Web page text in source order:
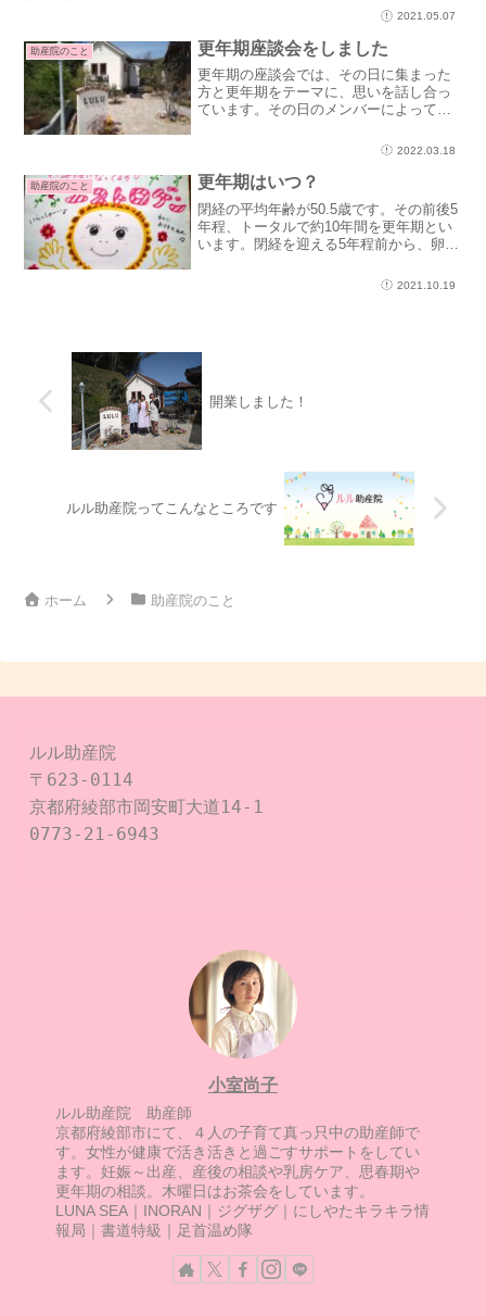
う難しい質問。それは、自分の感覚であ
り、習慣や慣れ、思い込みに影響される
からです。お話させて...
2021.05.07
助産院のこと 更年期座談会をしました
更年期の座談会では、その日に集まった
方と更年期をテーマに、思いを話し合っ
ています。その日のメンバーによって内
は、これから更年期を迎える、更年期っ
期がどうだったというの...
2022.03.18
助産院のこと 更年期はいつ？
閉経の平均年齢が50.5歳です。その前後5
年程、トータルで約10年間を更年期とい
います。閉経を迎える5年程前から、卵巣
症状が出てきます。松本圭子（2020）
2021.10.19
開業しました！
ルル助産院ってこんなところです
ホーム 助産院のこと
ルル助産院
〒623-0114
京都府綾部市岡安町大道14-1
0773-21-6943
小室尚子
ルル助産院 助産師
京都府綾部市にて、４人の子育て真っ只中の助産師で
す。女性が健康で活き活きと過ごすサポートをしてい
ます。妊娠～出産、産後の相談や乳房ケア、思春期や
更年期の相談。木曜日はお茶会をしています。
LUNA SEA｜INORAN｜ジグザグ｜にしやたキラキラ情
報局｜書道特級｜足首温め隊